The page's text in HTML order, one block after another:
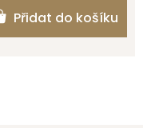
Přidat do košíku